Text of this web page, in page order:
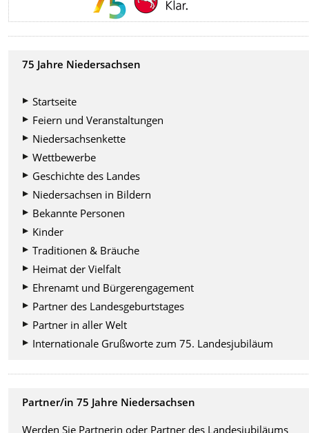
75 Jahre Niedersachsen
Startseite
Feiern und Veranstaltungen
Niedersachsenkette
Wettbewerbe
Geschichte des Landes
Niedersachsen in Bildern
Bekannte Personen
Kinder
Traditionen & Bräuche
Heimat der Vielfalt
Ehrenamt und Bürgerengagement
Partner des Landesgeburtstages
Partner in aller Welt
Internationale Grußworte zum 75. Landesjubiläum
Partner/in 75 Jahre Niedersachsen
Werden Sie Partnerin oder Partner des Landesjubiläums